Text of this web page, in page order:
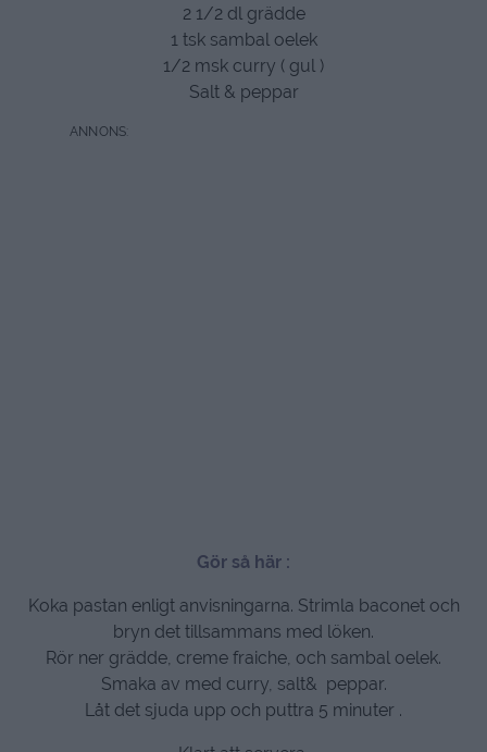
2 1/2 dl grädde
1 tsk sambal oelek
1/2 msk curry ( gul )
Salt & peppar
Gör så här :
Koka pastan enligt anvisningarna. Strimla baconet och
bryn det tillsammans med löken.
Rör ner grädde, creme fraiche, och sambal oelek.
Smaka av med curry, salt& peppar.
Låt det sjuda upp och puttra 5 minuter .